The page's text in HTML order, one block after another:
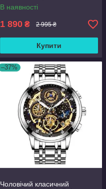
В наявності
1 890 ₴ 2 995 ₴
Купити
–37%
Чоловічий класичний